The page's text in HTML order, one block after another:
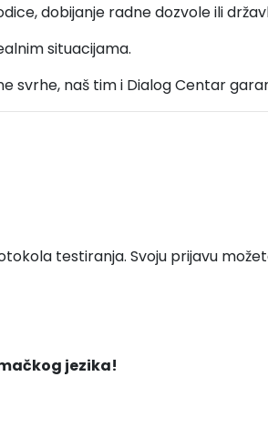
dobijanje radne dozvole ili
situacijama.
svrhe, naš tim i Dialog Centar
testiranja. Svoju prijavu
jezika!